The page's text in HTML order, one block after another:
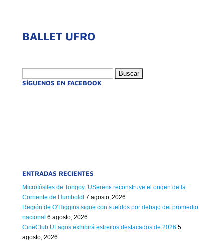
BALLET UFRO
SÍGUENOS EN FACEBOOK
ENTRADAS RECIENTES
Microfósiles de Tongoy: USerena reconstruye el origen de la
Corriente de Humboldt 7 agosto, 2026
Región de O’Higgins sigue con sueldos por debajo del promedio
nacional 6 agosto, 2026
CineClub ULagos exhibirá estrenos destacados de 2026 5
agosto, 2026